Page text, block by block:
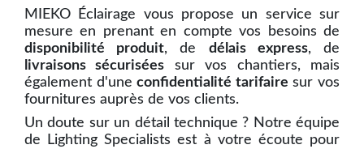
MIEKO Éclairage vous propose un service sur
mesure en prenant en compte vos besoins de
disponibilité produit, de délais express, de
livraisons sécurisées sur vos chantiers, mais
également d'uneconfidentialité tarifaire sur vos
fournitures auprès de vos clients.
Un doute sur un détail technique ? Notre équipe
de Lighting Specialists est à votre écoute pour